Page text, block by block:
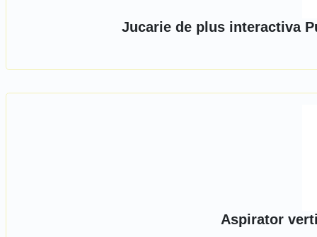
Jucarie de plus interactiva
Aspirator